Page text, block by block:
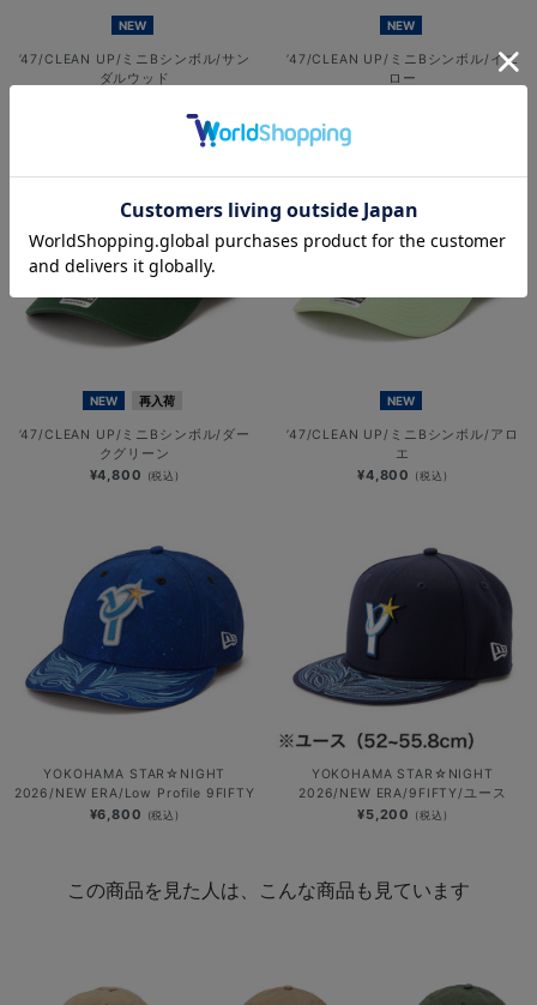
NEW
’47/CLEAN UP/ミニBシンボル/サン
ダルウッド
NEW
’47/CLEAN UP/ミニBシンボル/イエ
ロー
NEW 再入荷
’47/CLEAN UP/ミニBシンボル/ダー
クグリーン
¥4,800 (税込)
NEW
’47/CLEAN UP/ミニBシンボル/アロ
エ
¥4,800 (税込)
YOKOHAMA STAR☆NIGHT
2026/NEW ERA/Low Profile 9FIFTY
¥6,800 (税込)
YOKOHAMA STAR☆NIGHT
2026/NEW ERA/9FIFTY/ユース
¥5,200 (税込)
この商品を見た人は、こんな商品も見ています